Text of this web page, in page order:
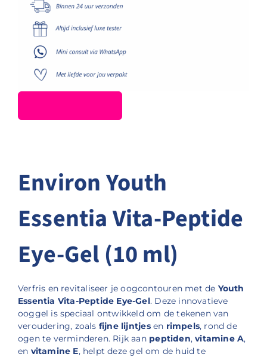
Environ Youth
Essentia Vita-Peptide
Eye-Gel (10 ml)
Verfris en revitaliseer je oogcontouren met de Youth
Essentia Vita-Peptide Eye-Gel. Deze innovatieve
ooggel is speciaal ontwikkeld om de tekenen van
veroudering, zoals fijne lijntjesen rimpels, rond de
ogen te verminderen. Rijk aan peptiden,vitamine A,
en vitamine E, helpt deze gel om de huid te